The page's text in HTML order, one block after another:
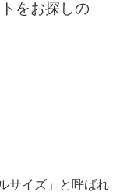
をお探しの
サイズ」と呼ばれ